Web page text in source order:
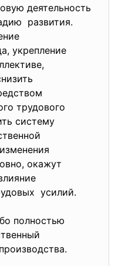
деятельность
развития.
укрепление
трудового
систему
изменения
окажут
усилий.
полностью
производства.